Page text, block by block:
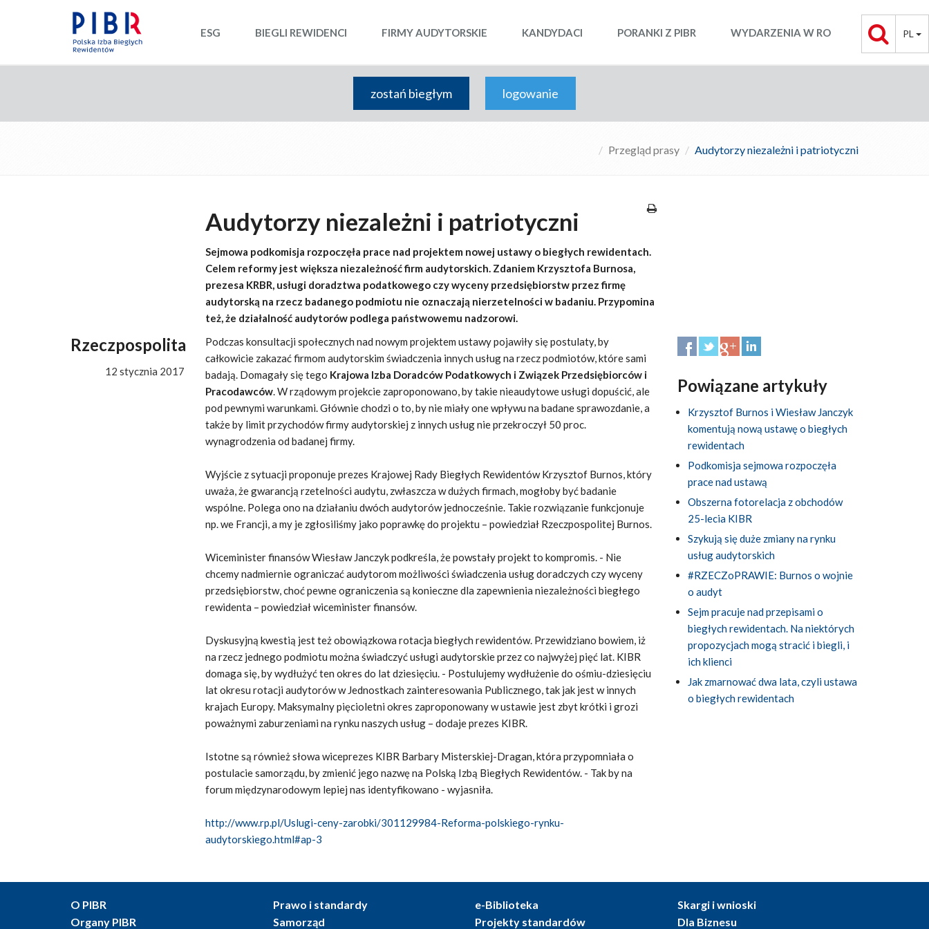
PL
ESG BIEGLI REWIDENCI FIRMY AUDYTORSKIE KANDYDACI PORANKI Z PIBR WYDARZENIA W RO
zostań biegłym logowanie
Przegląd prasy Audytorzy niezależni i patriotyczni
Audytorzy niezależni i patriotyczni
Sejmowa podkomisja rozpoczęła prace nad projektem nowej ustawy o biegłych rewidentach.
Celem reformy jest większa niezależność firm audytorskich. Zdaniem Krzysztofa Burnosa,
prezesa KRBR, usługi doradztwa podatkowego czy wyceny przedsiębiorstw przez firmę
audytorską na rzecz badanego podmiotu nie oznaczają nierzetelności w badaniu. Przypomina
też, że działalność audytorów podlega państwowemu nadzorowi.
Rzeczpospolita
12 stycznia 2017
Podczas konsultacji społecznych nad nowym projektem ustawy pojawiły się postulaty, by
całkowicie zakazać firmom audytorskim świadczenia innych usług na rzecz podmiotów, które sami
badają. Domagały się tego Krajowa Izba Doradców Podatkowych i Związek Przedsiębiorców i
Pracodawców. W rządowym projekcie zaproponowano, by takie nieaudytowe usługi dopuścić, ale
pod pewnymi warunkami. Głównie chodzi o to, by nie miały one wpływu na badane sprawozdanie, a
także by limit przychodów firmy audytorskiej z innych usług nie przekroczył 50 proc.
wynagrodzenia od badanej firmy.
Wyjście z sytuacji proponuje prezes Krajowej Rady Biegłych Rewidentów Krzysztof Burnos, który
uważa, że gwarancją rzetelności audytu, zwłaszcza w dużych firmach, mogłoby być badanie
wspólne. Polega ono na działaniu dwóch audytorów jednocześnie. Takie rozwiązanie funkcjonuje
np. we Francji, a my je zgłosiliśmy jako poprawkę do projektu – powiedział Rzeczpospolitej Burnos.
Wiceminister finansów Wiesław Janczyk podkreśla, że powstały projekt to kompromis. - Nie
chcemy nadmiernie ograniczać audytorom możliwości świadczenia usług doradczych czy wyceny
przedsiębiorstw, choć pewne ograniczenia są konieczne dla zapewnienia niezależności biegłego
rewidenta – powiedział wiceminister finansów.
Dyskusyjną kwestią jest też obowiązkowa rotacja biegłych rewidentów. Przewidziano bowiem, iż
na rzecz jednego podmiotu można świadczyć usługi audytorskie przez co najwyżej pięć lat. KIBR
domaga się, by wydłużyć ten okres do lat dziesięciu. - Postulujemy wydłużenie do ośmiu-dziesięciu
lat okresu rotacji audytorów w Jednostkach zainteresowania Publicznego, tak jak jest w innych
krajach Europy. Maksymalny pięcioletni okres zaproponowany w ustawie jest zbyt krótki i grozi
poważnymi zaburzeniami na rynku naszych usług – dodaje prezes KIBR.
Istotne są również słowa wiceprezes KIBR Barbary Misterskiej-Dragan, która przypomniała o
postulacie samorządu, by zmienić jego nazwę na Polską Izbą Biegłych Rewidentów. - Tak by na
forum międzynarodowym lepiej nas identyfikowano - wyjasniła.
http://www.rp.pl/Uslugi-ceny-zarobki/301129984-Reforma-polskiego-rynku-
audytorskiego.html#ap-3
Powiązane artykuły
Krzysztof Burnos i Wiesław Janczyk
komentują nową ustawę o biegłych
rewidentach
Podkomisja sejmowa rozpoczęła
prace nad ustawą
Obszerna fotorelacja z obchodów
25-lecia KIBR
Szykują się duże zmiany na rynku
usług audytorskich
#RZECZoPRAWIE: Burnos o wojnie
o audyt
Sejm pracuje nad przepisami o
biegłych rewidentach. Na niektórych
propozycjach mogą stracić i biegli, i
ich klienci
Jak zmarnować dwa lata, czyli ustawa
o biegłych rewidentach
O PIBR
Organy PIBR
Prawo i standardy
Samorząd
e-Biblioteka
Projekty standardów
Skargi i wnioski
Dla Biznesu